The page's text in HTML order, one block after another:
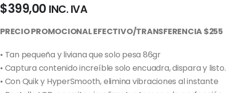
$399,00 INC. IVA
PRECIO PROMOCIONAL EFECTIVO/TRANSFERENCIA $255
• Tan pequeña y liviana que solo pesa 86gr
• Captura contenido increíble solo encuadra, dispara y listo.
• Con Quik y HyperSmooth, elimina vibraciones al instante